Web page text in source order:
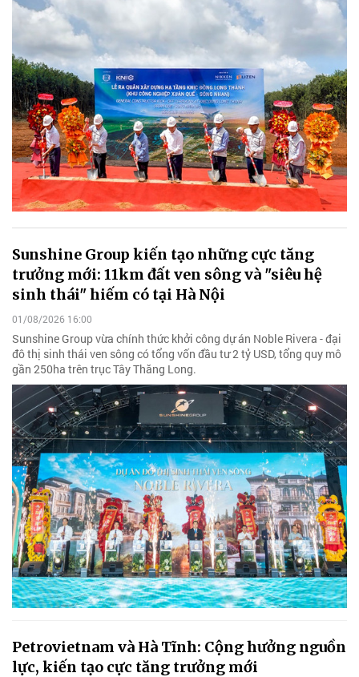
Sunshine Group kiến tạo những cực tăng
trưởng mới: 11km đất ven sông và "siêu hệ
sinh thái" hiếm có tại Hà Nội
01/08/2026 16:00
Sunshine Group vừa chính thức khởi công dự án Noble Rivera - đại
đô thị sinh thái ven sông có tổng vốn đầu tư 2 tỷ USD, tổng quy mô
gần 250ha trên trục Tây Thăng Long.
Petrovietnam và Hà Tĩnh: Cộng hưởng nguồn
lực, kiến tạo cực tăng trưởng mới